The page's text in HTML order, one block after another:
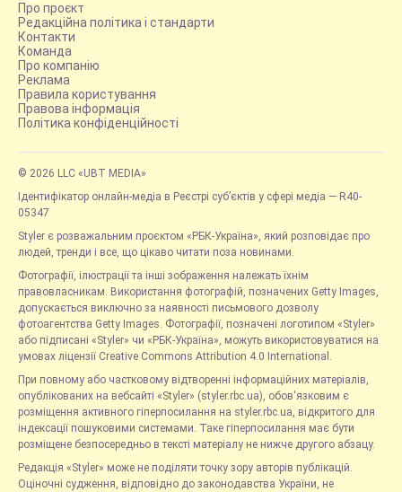
Про проєкт
Редакційна політика і стандарти
Контакти
Команда
Про компанію
Реклама
Правила користування
Правова інформація
Політика конфіденційності
© 2026 LLC «UBT MEDIA»
Ідентифікатор онлайн-медіа в Реєстрі суб’єктів у сфері медіа — R40-
05347
Styler є розважальним проєктом «РБК-Україна», який розповідає про
людей, тренди і все, що цікаво читати поза новинами.
Фотографії, ілюстрації та інші зображення належать їхнім
правовласникам. Використання фотографій, позначених Getty Images,
допускається виключно за наявності письмового дозволу
фотоагентства Getty Images. Фотографії, позначені логотипом «Styler»
або підписані «Styler» чи «РБК-Україна», можуть використовуватися на
умовах ліцензії Creative Commons Attribution 4.0 International.
При повному або частковому відтворенні інформаційних матеріалів,
опублікованих на вебсайті «Styler» (styler.rbc.ua), обов'язковим є
розміщення активного гіперпосилання на styler.rbc.ua, відкритого для
індексації пошуковими системами. Таке гіперпосилання має бути
розміщене безпосередньо в тексті матеріалу не нижче другого абзацу.
Редакція «Styler» може не поділяти точку зору авторів публікацій.
Оціночні судження, відповідно до законодавства України, не